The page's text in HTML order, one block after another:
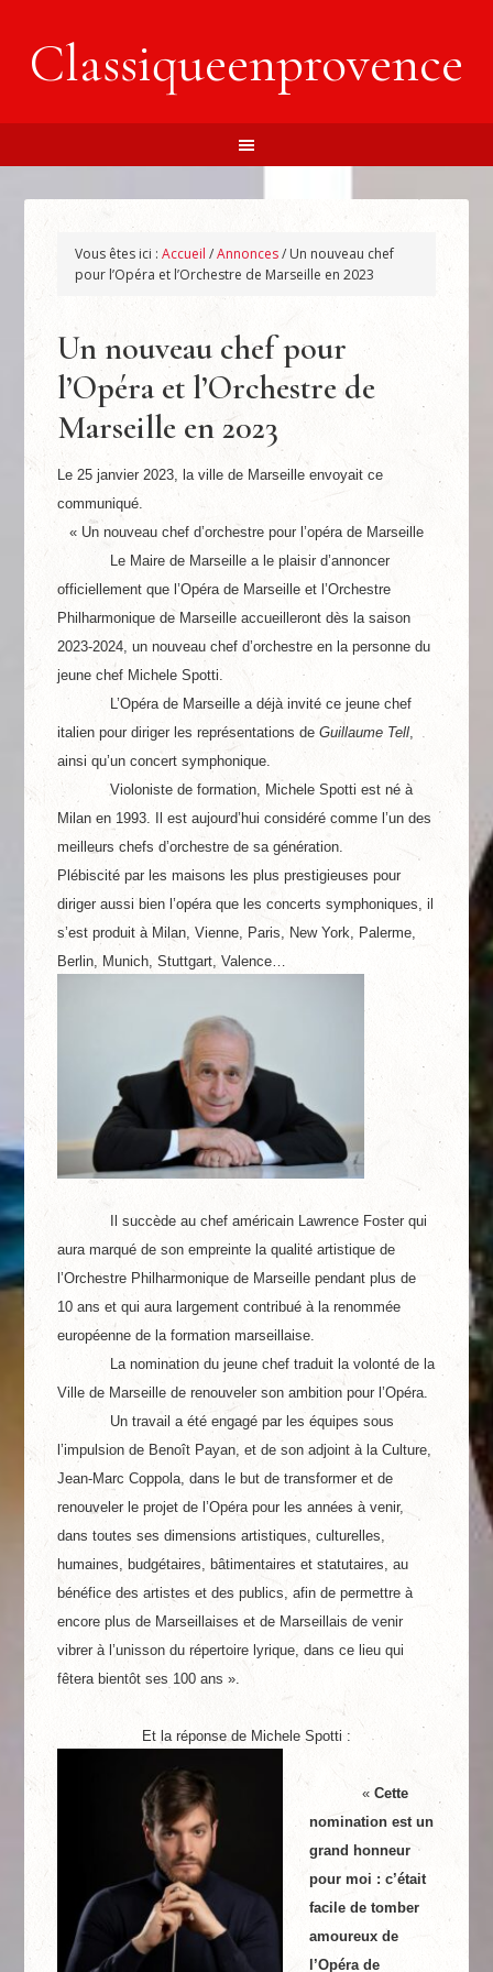
Classiqueenprovence
Vous êtes ici :Accueil /Annonces/ Un nouveau chef
pour l’Opéra et l’Orchestre de Marseille en 2023
Un nouveau chef pour
l’Opéra et l’Orchestre de
Marseille en 2023
Le 25 janvier 2023, la ville de Marseille envoyait ce
communiqué.
« Un nouveau chef d’orchestre pour l’opéra de Marseille
Le Maire de Marseille a le plaisir d’annoncer
officiellement que l’Opéra de Marseille et l’Orchestre
Philharmonique de Marseille accueilleront dès la saison
2023-2024, un nouveau chef d’orchestre en la personne du
jeune chef Michele Spotti.
L’Opéra de Marseille a déjà invité ce jeune chef
italien pour diriger les représentations deGuillaume Tell,
ainsi qu’un concert symphonique.
Violoniste de formation, Michele Spotti est né à
Milan en 1993. Il est aujourd’hui considéré comme l’un des
meilleurs chefs d’orchestre de sa génération.
Plébiscité par les maisons les plus prestigieuses pour
diriger aussi bien l’opéra que les concerts symphoniques, il
s’est produit à Milan, Vienne, Paris, New York, Palerme,
Berlin, Munich, Stuttgart, Valence…
Il succède au chef américain Lawrence Foster qui
aura marqué de son empreinte la qualité artistique de
l’Orchestre Philharmonique de Marseille pendant plus de
10 ans et qui aura largement contribué à la renommée
européenne de la formation marseillaise.
La nomination du jeune chef traduit la volonté de la
Ville de Marseille de renouveler son ambition pour l’Opéra.
Un travail a été engagé par les équipes sous
l’impulsion de Benoît Payan, et de son adjoint à la Culture,
Jean-Marc Coppola, dans le but de transformer et de
renouveler le projet de l’Opéra pour les années à venir,
dans toutes ses dimensions artistiques, culturelles,
humaines, budgétaires, bâtimentaires et statutaires, au
bénéfice des artistes et des publics, afin de permettre à
encore plus de Marseillaises et de Marseillais de venir
vibrer à l’unisson du répertoire lyrique, dans ce lieu qui
fêtera bientôt ses 100 ans ».
Et la réponse de Michele Spotti :
« Cette
nomination est un
grand honneur
pour moi : c’était
facile de tomber
amoureux de
l’Opéra de